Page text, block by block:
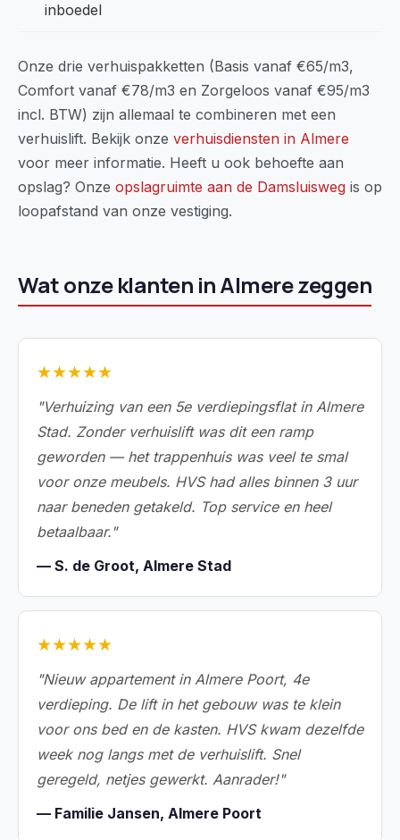
inboedel
Onze drie verhuispakketten (Basis vanaf €65/m3,
Comfort vanaf €78/m3 en Zorgeloos vanaf €95/m3
incl. BTW) zijn allemaal te combineren met een
verhuislift. Bekijk onze verhuisdiensten in Almere
voor meer informatie. Heeft u ook behoefte aan
opslag? Onze opslagruimte aan de Damsluisweg is op
loopafstand van onze vestiging.
Wat onze klanten in Almere zeggen
★★★★★
"Verhuizing van een 5e verdiepingsflat in Almere
Stad. Zonder verhuislift was dit een ramp
geworden — het trappenhuis was veel te smal
voor onze meubels. HVS had alles binnen 3 uur
naar beneden getakeld. Top service en heel
betaalbaar."
— S. de Groot, Almere Stad
★★★★★
"Nieuw appartement in Almere Poort, 4e
verdieping. De lift in het gebouw was te klein
voor ons bed en de kasten. HVS kwam dezelfde
week nog langs met de verhuislift. Snel
geregeld, netjes gewerkt. Aanrader!"
— Familie Jansen, Almere Poort